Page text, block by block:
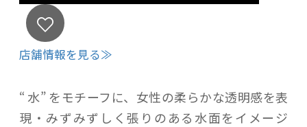
店舗情報を見る≫
“ 水” をモチーフに、女性の柔らかな透明感を表
現・みずみずしく張りのある水面をイメージ